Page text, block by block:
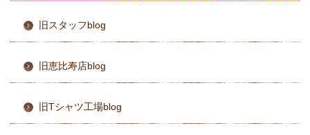
旧スタッフblog
旧恵比寿店blog
旧Tシャツ工場blog